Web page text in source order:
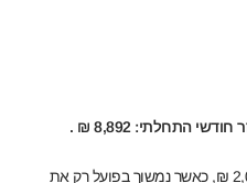
ביקשנו מהבנק משכנתא בגובה 2,000,000 ₪, כאשר נמשוך בפועל רק את